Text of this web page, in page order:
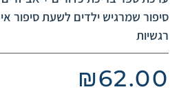
סיפור שמרגיש ילדים לשעת סיפור
רגשיות
₪62.00